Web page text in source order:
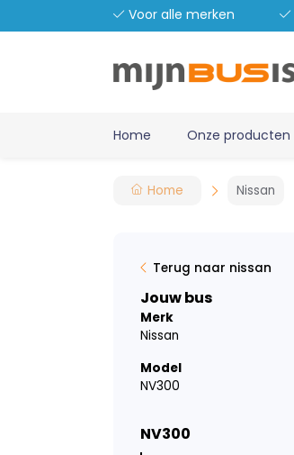
Voor alle merken
Home Onze producten
Home Nissan
Terug naar nissan
Jouw bus
Merk
Nissan
Model
NV300
NV300